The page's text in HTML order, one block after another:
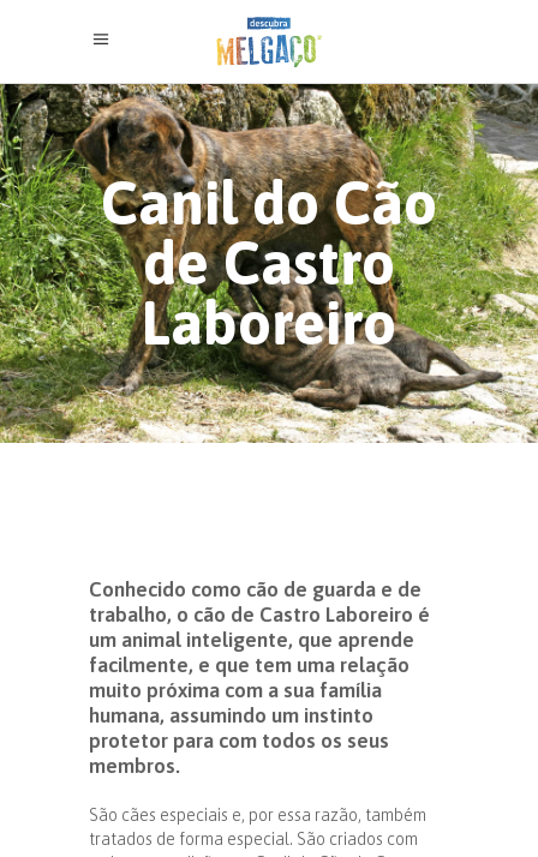
Canil do Cão
de Castro
Laboreiro
Conhecido como cão de guarda e de
trabalho, o cão de Castro Laboreiro é
um animal inteligente, que aprende
facilmente, e que tem uma relação
muito próxima com a sua família
humana, assumindo um instinto
protetor para com todos os seus
membros.
São cães especiais e, por essa razão, também
tratados de forma especial. São criados com